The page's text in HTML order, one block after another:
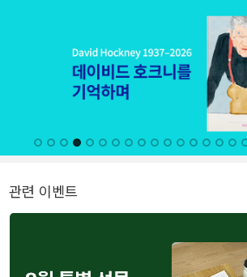
관련 이벤트